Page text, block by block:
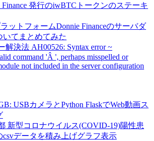
Finance 発行のiwBTCトークンのステーキ
ットフォームDonnie Financeのサーバダ
いてまとめてみた
解決法 AH00526: Syntax error ~
command 'Â ', perhaps misspelled or
not included in the server configuration
USBカメラとPython FlaskでWeb動画ス
新型コロナウイルス(COVID-19)陽性患
csvデータを積み上げグラフ表示